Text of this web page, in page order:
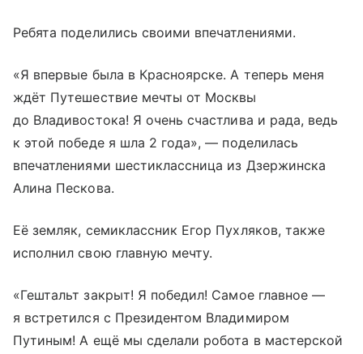
Ребята поделились своими впечатлениями.
«Я впервые была в Красноярске. А теперь меня
ждёт Путешествие мечты от Москвы
до Владивостока! Я очень счастлива и рада, ведь
к этой победе я шла 2 года», — поделилась
впечатлениями шестиклассница из Дзержинска
Алина Пескова.
Её земляк, семиклассник Егор Пухляков, также
исполнил свою главную мечту.
«Гештальт закрыт! Я победил! Самое главное —
я встретился с Президентом Владимиром
Путиным! А ещё мы сделали робота в мастерской